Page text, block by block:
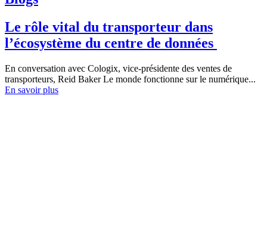
Le rôle vital du transporteur dans
l’écosystème du centre de données
En conversation avec Cologix, vice-présidente des ventes de
transporteurs, Reid Baker Le monde fonctionne sur le numérique...
En savoir plus